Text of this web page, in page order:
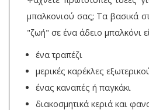
μπαλκονιού σας; Τα βασικά
"ζωή" σε ένα άδειο μπαλκόνι
ένα τραπέζι
μερικές καρέκλες
ένας καναπές ή παγκάκι
διακοσμητικά κεριά και